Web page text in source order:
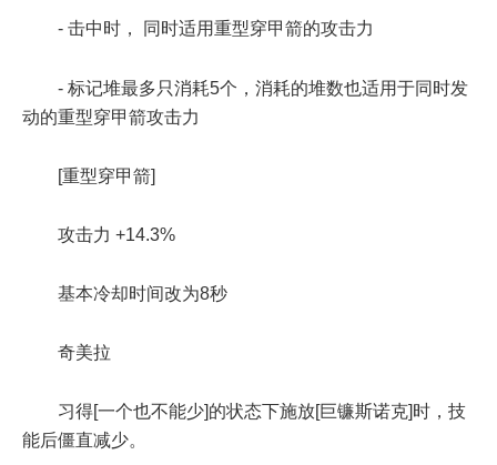
- 击中时， 同时适用重型穿甲箭的攻击力
- 标记堆最多只消耗5个，消耗的堆数也适用于同时发
动的重型穿甲箭攻击力
[重型穿甲箭]
攻击力 +14.3%
基本冷却时间改为8秒
奇美拉
习得[一个也不能少]的状态下施放[巨镰斯诺克]时，技
能后僵直减少。